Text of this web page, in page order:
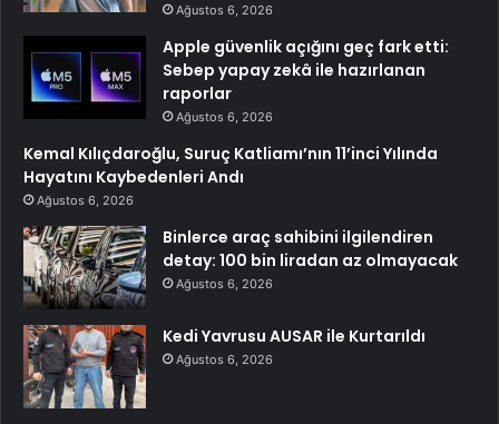
Ağustos 6, 2026
Apple güvenlik açığını geç fark etti:
Sebep yapay zekâ ile hazırlanan
raporlar
Ağustos 6, 2026
Kemal Kılıçdaroğlu, Suruç Katliamı’nın 11’inci Yılında
Hayatını Kaybedenleri Andı
Ağustos 6, 2026
Binlerce araç sahibini ilgilendiren
detay: 100 bin liradan az olmayacak
Ağustos 6, 2026
Kedi Yavrusu AUSAR ile Kurtarıldı
Ağustos 6, 2026